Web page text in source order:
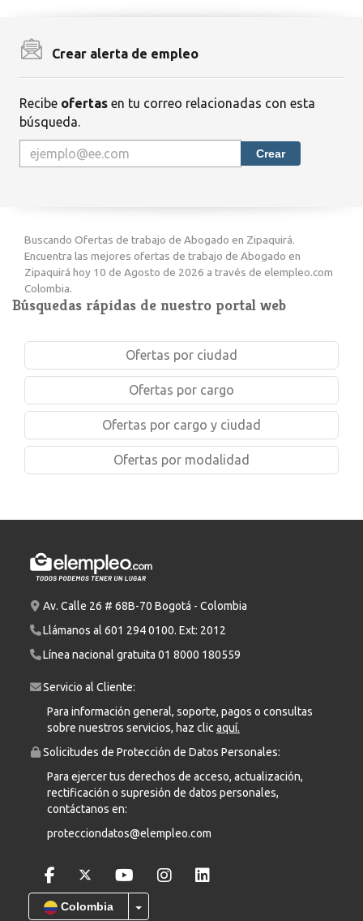
Crear alerta de empleo
Recibe ofertas en tu correo relacionadas con esta
búsqueda.
Crear
Buscando Ofertas de trabajo de Abogado en Zipaquirá.
Encuentra las mejores ofertas de trabajo de Abogado en
Zipaquirá hoy 10 de Agosto de 2026 a través de elempleo.com
Colombia.
Búsquedas rápidas de nuestro portal web
Ofertas por ciudad
Ofertas por cargo
Ofertas por cargo y ciudad
Ofertas por modalidad
Av. Calle 26 # 68B-70 Bogotá - Colombia
Llámanos al 601 294 0100. Ext: 2012
Línea nacional gratuita 01 8000 180559
Servicio al Cliente:
Para información general, soporte, pagos o consultas
sobre nuestros servicios, haz clicaquí.
Solicitudes de Protección de Datos Personales:
Para ejercer tus derechos de acceso, actualización,
rectificación o supresión de datos personales,
contáctanos en:
protecciondatos@elempleo.com
Colombia